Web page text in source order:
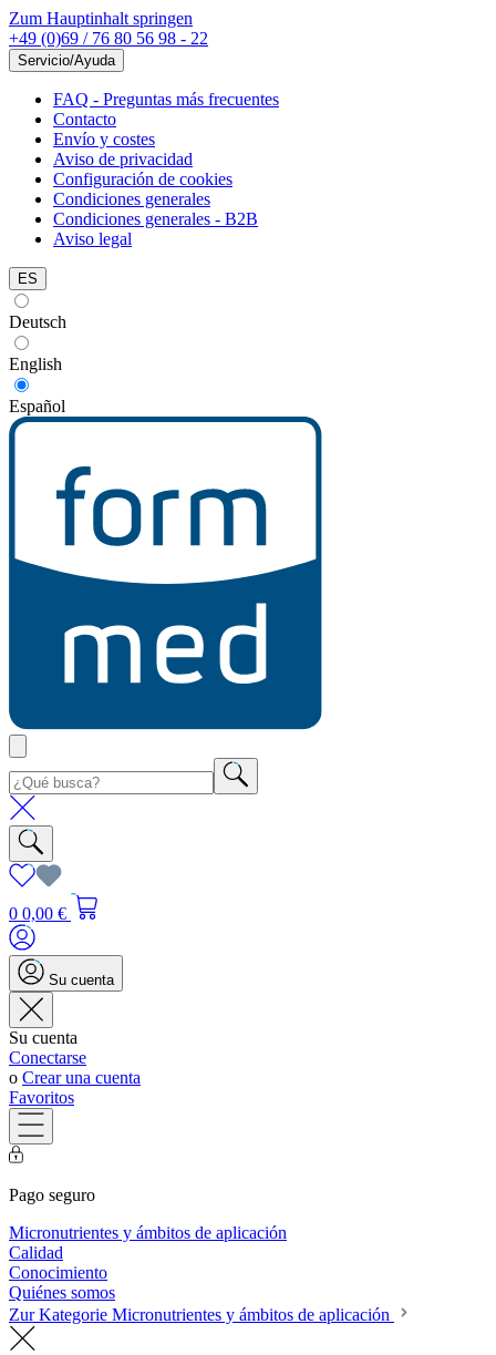
Zum Hauptinhalt springen
+49 (0)69 / 76 80 56 98 - 22
Servicio/Ayuda
FAQ - Preguntas más frecuentes
Contacto
Envío y costes
Aviso de privacidad
Configuración de cookies
Condiciones generales
Condiciones generales - B2B
Aviso legal
ES
Deutsch
English
Español
0 0,00 €
Su cuenta
Su cuenta
Conectarse
o Crear una cuenta
Favoritos
Pago seguro
Micronutrientes y ámbitos de aplicación
Calidad
Conocimiento
Quiénes somos
Zur Kategorie Micronutrientes y ámbitos de aplicación